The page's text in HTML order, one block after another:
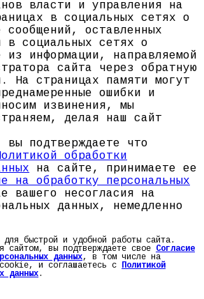
власти и управления на
в социальных сетях о
оставленных
в социальных сетях о
информации, направляемой
сайта через обратную
На страницах памяти могут
ошибки и
извинения, мы
делая наш сайт
вы подтверждаете что
обработки
на сайте, принимаете ее
на обработку персональных
вашего несогласия на
данных, немедленно
быстрой и удобной работы сайта.
сайтом, вы подтверждаете свое Согласие
данных, в том числе на
и соглашаетесь с Политикой
данных.